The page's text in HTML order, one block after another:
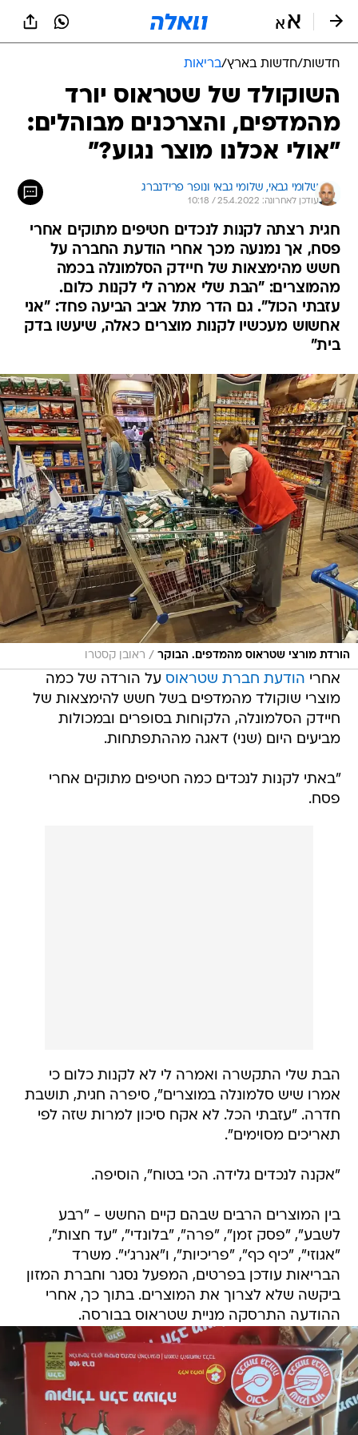
חדשות/חדשות בארץ/בריאות
השוקולד של שטראוס יורד
מהמדפים, והצרכנים מבוהלים:
"אולי אכלנו מוצר נגוע?"
שלומי גבאי, שלומי גבאי ונופר פרידנברג
עודכן לאחרונה: 25.4.2022 / 10:18
חגית רצתה לקנות לנכדים חטיפים מתוקים אחרי
פסח, אך נמנעה מכך אחרי הודעת החברה על
חשש מהימצאות של חיידק הסלמונלה בכמה
מהמוצרים: "הבת שלי אמרה לי לקנות כלום.
עזבתי הכול". גם הדר מתל אביב הביעה פחד: "אני
אחשוש מעכשיו לקנות מוצרים כאלה, שיעשו בדק
בית"
הורדת מורצי שטראוס מהמדפים. הבוקר / ראובן קסטרו
אחרי הודעת חברת שטראוס על הורדה של כמה
מוצרי שוקולד מהמדפים בשל חשש להימצאות של
חיידק הסלמונלה, הלקוחות בסופרים ובמכולות
מביעים היום (שני) דאגה מההתפתחות.
"באתי לקנות לנכדים כמה חטיפים מתוקים אחרי
פסח.
הבת שלי התקשרה ואמרה לי לא לקנות כלום כי
אמרו שיש סלמונלה במוצרים", סיפרה חגית, תושבת
חדרה. "עזבתי הכל. לא אקח סיכון למרות שזה לפי
תאריכים מסוימים".
"אקנה לנכדים גלידה. הכי בטוח", הוסיפה.
בין המוצרים הרבים שבהם קיים החשש - "רבע
לשבע", "פסק זמן", "פרה", "בלונדי", "עד חצות",
"אגוזי", "כיף כף", "פריכיות", ו"אנרג'י". משרד
הבריאות עודכן בפרטים, המפעל נסגר וחברת המזון
ביקשה שלא לצרוך את המוצרים. בתוך כך, אחרי
ההודעה התרסקה מניית שטראוס בבורסה.